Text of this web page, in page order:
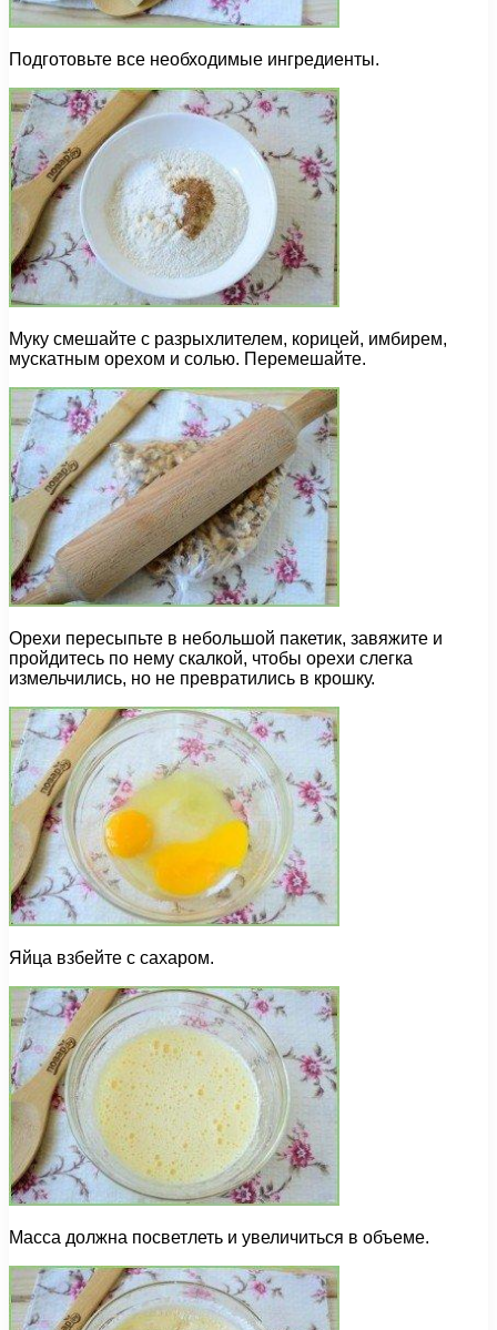
Подготовьте все необходимые ингредиенты.
Муку смешайте с разрыхлителем, корицей, имбирем,
мускатным орехом и солью. Перемешайте.
Орехи пересыпьте в небольшой пакетик, завяжите и
пройдитесь по нему скалкой, чтобы орехи слегка
измельчились, но не превратились в крошку.
Яйца взбейте с сахаром.
Масса должна посветлеть и увеличиться в объеме.